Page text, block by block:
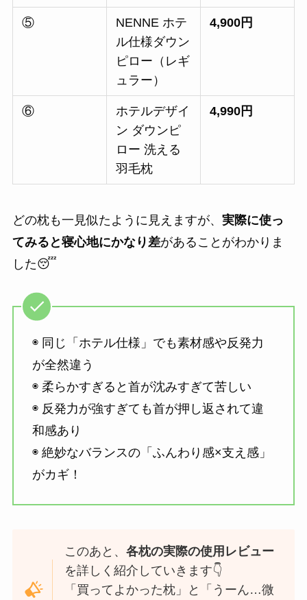
⑤
NENNE ホテ
ル仕様ダウン
ピロー（レギ
ュラー）
4,900円
⑥
ホテルデザイ
ン ダウンピ
ロー 洗える
羽毛枕
4,990円
どの枕も一見似たように見えますが、 実際に使っ
てみると寝心地にかなり差があることがわかりま
した😴
◉ 同じ「ホテル仕様」でも素材感や反発力
が全然違う
◉ 柔らかすぎると首が沈みすぎて苦しい
◉ 反発力が強すぎても首が押し返されて違
和感あり
◉ 絶妙なバランスの「ふんわり感×支え感」
がカギ！
このあと、各枕の実際の使用レビュー
を詳しく紹介していきます👇
「買ってよかった枕」と「うーん…微